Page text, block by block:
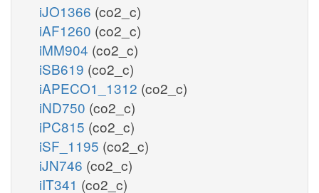
iJO1366 (co2_c)
iAF1260 (co2_c)
iMM904 (co2_c)
iSB619 (co2_c)
iAPECO1_1312 (co2_c)
iND750 (co2_c)
iPC815 (co2_c)
iSF_1195 (co2_c)
iJN746 (co2_c)
iIT341 (co2_c)